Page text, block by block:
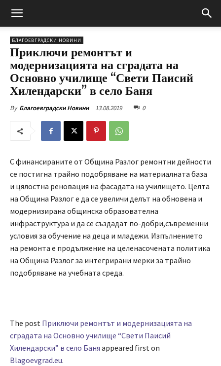
БЛАГОЕВГРАДСКИ НОВИНИ
Приключи ремонтът и
модернизацията на сградата на
Основно училище “Свети Паисий
Хилендарски” в село Баня
By Благоевградски Новини 13.08.2019 0
С финансираните от Община Разлог ремонтни дейности
се постигна трайно подобряване на материалната база
и цялостна реновация на фасадата на училището. Целта
на Община Разлог е да се увеличи делът на обновена и
модернизирана общинска образователна
инфраструктура и да се създадат по-добри,съвременни
условия за обучение на деца и младежи. Изпълнението
на ремонта е продължение на целенасочената политика
на Община Разлог за интегрирани мерки за трайно
подобряване на учебната среда.
The post Приключи ремонтът и модернизацията на
сградата на Основно училище “Свети Паисий
Хилендарски” в село Баня appeared first on
Blagoevgrad.eu.